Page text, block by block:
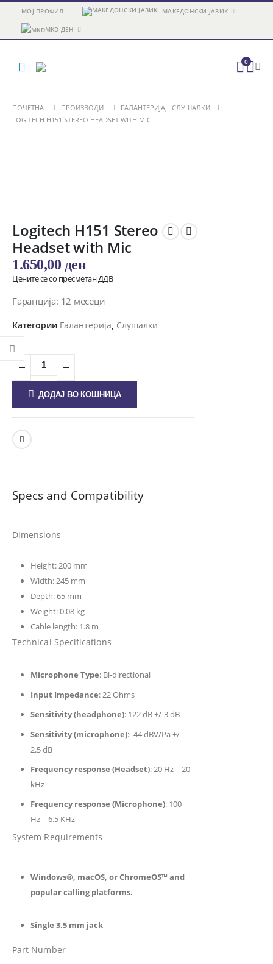
МОЈ ПРОФИЛ МАКЕДОНСКИ ЈАЗИК
MKD ДЕН
0
ПОЧЕТНА ПРОИЗВОДИ ГАЛАНТЕРИЈА, СЛУШАЛКИ
LOGITECH H151 STEREO HEADSET WITH MIC
Logitech H151 Stereo
Headset with Mic
1.650,00 ден
Цените се со пресметан ДДВ
Гаранција: 12 месеци
Категории Галантерија, Слушалки
ДОДАЈ ВО КОШНИЦА
Specs and Compatibility
Dimensions
Height: 200 mm
Width: 245 mm
Depth: 65 mm
Weight: 0.08 kg
Cable length: 1.8 m
Technical Specifications
Microphone Type: Bi-directional
Input Impedance: 22 Ohms
Sensitivity (headphone): 122 dB +/-3 dB
Sensitivity (microphone): -44 dBV/Pa +/-
2.5 dB
Frequency response (Headset): 20 Hz – 20
kHz
Frequency response (Microphone): 100
Hz – 6.5 KHz
System Requirements
Windows®, macOS, or ChromeOS™ and
popular calling platforms.
Single 3.5 mm jack
Part Number